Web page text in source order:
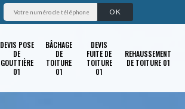
DEVIS POSE
DE
GOUTTIÈRE
01
BÂCHAGE
DE
TOITURE
01
DEVIS
FUITE DE
TOITURE
01
REHAUSSEMENT
DE TOITURE 01